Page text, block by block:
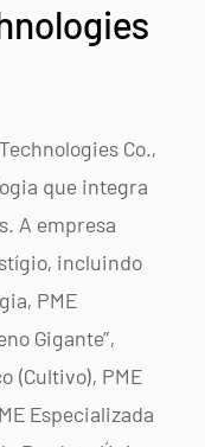
Co.,
que integra
A empresa
incluindo
PME
Gigante”,
(Cultivo), PME
Especializada